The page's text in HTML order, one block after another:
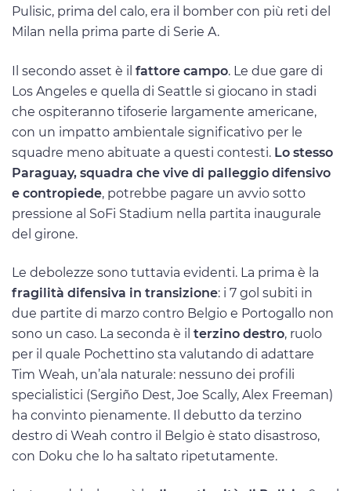
Pulisic, prima del calo, era il bomber con più reti del
Milan nella prima parte di Serie A.
Il secondo asset è il fattore campo. Le due gare di
Los Angeles e quella di Seattle si giocano in stadi
che ospiteranno tifoserie largamente americane,
con un impatto ambientale significativo per le
squadre meno abituate a questi contesti. Lo stesso
Paraguay, squadra che vive di palleggio difensivo
e contropiede, potrebbe pagare un avvio sotto
pressione al SoFi Stadium nella partita inaugurale
del girone.
Le debolezze sono tuttavia evidenti. La prima è la
fragilità difensiva in transizione: i 7 gol subiti in
due partite di marzo contro Belgio e Portogallo non
sono un caso. La seconda è il terzino destro, ruolo
per il quale Pochettino sta valutando di adattare
Tim Weah, un’ala naturale: nessuno dei profili
specialistici (Sergiño Dest, Joe Scally, Alex Freeman)
ha convinto pienamente. Il debutto da terzino
destro di Weah contro il Belgio è stato disastroso,
con Doku che lo ha saltato ripetutamente.